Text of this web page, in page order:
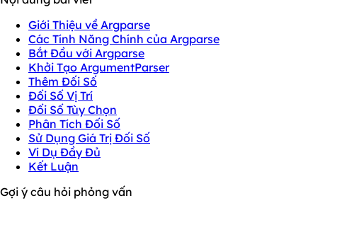
Giới Thiệu về Argparse
Các Tính Năng Chính của Argparse
Bắt Đầu với Argparse
Khởi Tạo ArgumentParser
Thêm Đối Số
Đối Số Vị Trí
Đối Số Tùy Chọn
Phân Tích Đối Số
Sử Dụng Giá Trị Đối Số
Ví Dụ Đầy Đủ
Kết Luận
Gợi ý câu hỏi phỏng vấn